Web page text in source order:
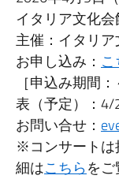
イタリア文化会
主催：イタリ
お申し込み：
［申込み期間
表（予定）：4/
お問い合せ：
※コンサートは
細はこちらをご